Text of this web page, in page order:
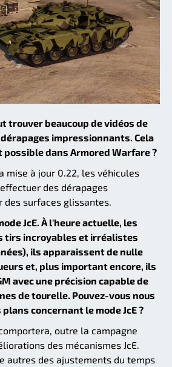
trouver beaucoup de vidéos de
impressionnants. Cela
dans Armored Warfare ?
mise à jour 0.22, les véhicules
des dérapages
des surfaces glissantes.
JcE. À l'heure actuelle, les
tirs incroyables et irréalistes
ils apparaissent de nulle
et, plus important encore, ils
avec une précision capable de
de tourelle. Pouvez-vous nous
concernant le mode JcE ?
outre la campagne
des mécanismes JcE.
autres des ajustements du temps